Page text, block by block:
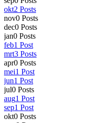
okt2 Posts
nov0 Posts
dec0 Posts
jan0 Posts
feb1 Post
mrt3 Posts
apr0 Posts
mei1 Post
jun1 Post
jul0 Posts
aug1 Post
sep1 Post
okt0 Posts